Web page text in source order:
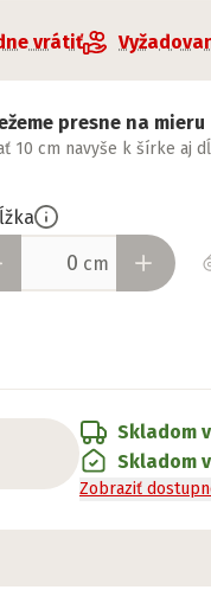
vrátiť
presne na mieru
cm navyše k šírke aj
cm
Skladom
Skladom
Zobraziť